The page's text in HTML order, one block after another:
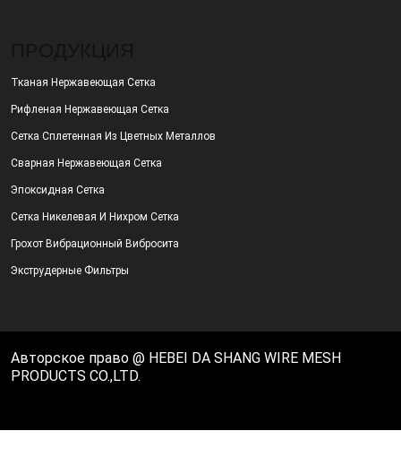
Тканая Нержавеющая Сетка
Рифленая Нержавеющая Сетка
Сетка Сплетенная Из Цветных Металлов
Сварная Нержавеющая Сетка
Эпоксидная Сетка
Сетка Никелевая И Нихром Сетка
Грохот Вибрационный Вибросита
Экструдерные Фильтры
Авторское право @ HEBEI DA SHANG WIRE MESH
PRODUCTS CO.,LTD.